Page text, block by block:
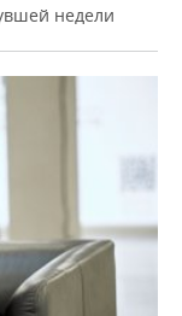
недели